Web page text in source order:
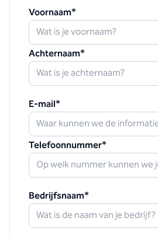
Voornaam*
Achternaam*
E-mail*
Telefoonnummer*
Bedrijfsnaam*